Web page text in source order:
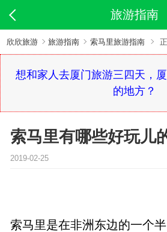
旅游指南
欣欣旅游 旅游指南 索马里旅游指南
想和家人去厦门旅游三四天，
的地方？
索马里有哪些好玩儿
2019-02-25
索马里是在非洲东边的一个